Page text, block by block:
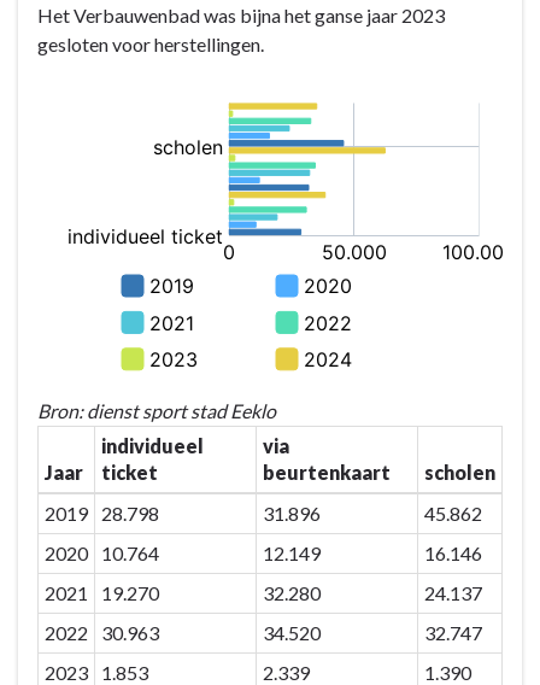
Het Verbauwenbad was bijna het ganse jaar 2023
gesloten voor herstellingen.
Bron: dienst sport stad Eeklo
Jaar
individueel
ticket
via
beurtenkaart
scholen
2019
28.798 31.896
45.862
2020
10.764 12.149
16.146
2021
19.270 32.280
24.137
2022
30.963 34.520
32.747
2023
1.853 2.339
1.390